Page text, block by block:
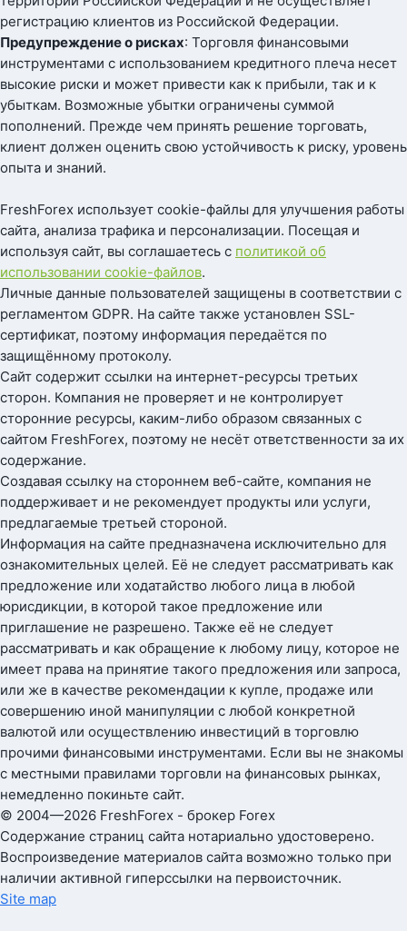
регистрацию клиентов из Российской Федерации.
Предупреждение о рисках: Торговля финансовыми
инструментами с использованием кредитного плеча несет
высокие риски и может привести как к прибыли, так и к
убыткам. Возможные убытки ограничены суммой
пополнений. Прежде чем принять решение торговать,
клиент должен оценить свою устойчивость к риску, уровень
опыта и знаний.
FreshForex использует cookie-файлы для улучшения работы
сайта, анализа трафика и персонализации. Посещая и
используя сайт, вы соглашаетесь с политикой об
использовании cookie-файлов.
Личные данные пользователей защищены в соответствии с
регламентом GDPR. На сайте также установлен SSL-
сертификат, поэтому информация передаётся по
защищённому протоколу.
Сайт содержит ссылки на интернет-ресурсы третьих
сторон. Компания не проверяет и не контролирует
сторонние ресурсы, каким-либо образом связанных с
сайтом FreshForex, поэтому не несёт ответственности за их
содержание.
Создавая ссылку на стороннем веб-сайте, компания не
поддерживает и не рекомендует продукты или услуги,
предлагаемые третьей стороной.
Информация на сайте предназначена исключительно для
ознакомительных целей. Её не следует рассматривать как
предложение или ходатайство любого лица в любой
юрисдикции, в которой такое предложение или
приглашение не разрешено. Также её не следует
рассматривать и как обращение к любому лицу, которое не
имеет права на принятие такого предложения или запроса,
или же в качестве рекомендации к купле, продаже или
совершению иной манипуляции с любой конкретной
валютой или осуществлению инвестиций в торговлю
прочими финансовыми инструментами. Если вы не знакомы
с местными правилами торговли на финансовых рынках,
немедленно покиньте сайт.
© 2004—2026 FreshForex - брокер Forex
Содержание страниц сайта нотариально удостоверено.
Воспроизведение материалов сайта возможно только при
наличии активной гиперссылки на первоисточник.
Site map